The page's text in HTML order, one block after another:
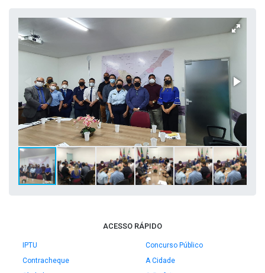
ACESSO RÁPIDO
IPTU
Concurso Público
Contracheque
A Cidade